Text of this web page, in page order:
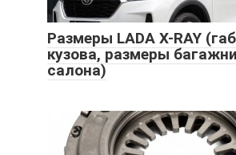
Размеры LADA X-RAY
кузова, размеры
салона)